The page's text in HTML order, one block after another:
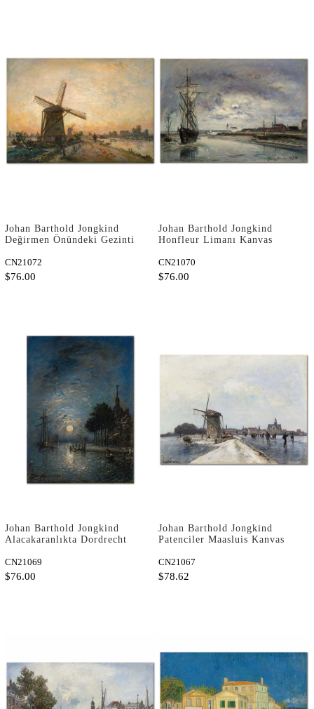
Johan Barthold Jongkind
Değirmen Önündeki Gezinti
CN21072
$76.00
Johan Barthold Jongkind
Honfleur Limanı Kanvas
CN21070
$76.00
Johan Barthold Jongkind
Alacakaranlıkta Dordrecht
CN21069
$76.00
Johan Barthold Jongkind
Patenciler Maasluis Kanvas
CN21067
$78.62